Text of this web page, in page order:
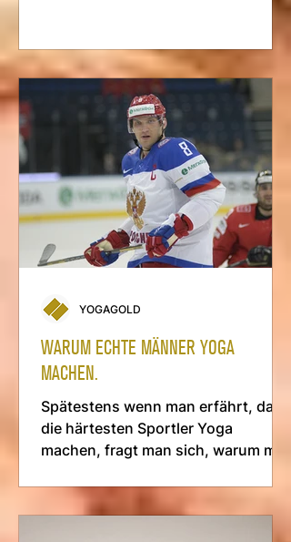
WARUM ECHTE MÄNNER YOGA
MACHEN.
Spätestens wenn man erfährt, dass
die härtesten Sportler Yoga
machen, fragt man sich, warum man
YOGAGOLD